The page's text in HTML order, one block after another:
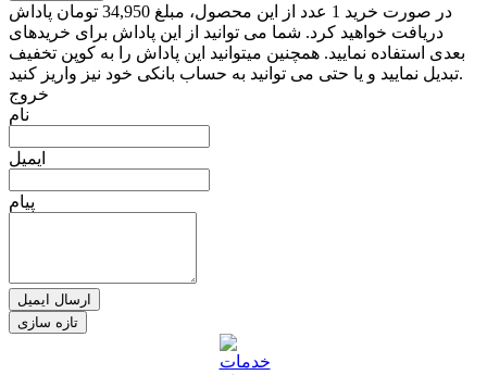
در صورت خرید 1 عدد از این محصول، مبلغ 34,950 تومان پاداش
دریافت خواهید کرد. شما می توانید از این پاداش برای خریدهای
بعدی استفاده نمایید. همچنین میتوانید این پاداش را به کوپن تخفیف
تبدیل نمایید و یا حتی می توانید به حساب بانکی خود نیز واریز کنید.
خروج
نام
ایمیل
پیام
ارسال ایمیل